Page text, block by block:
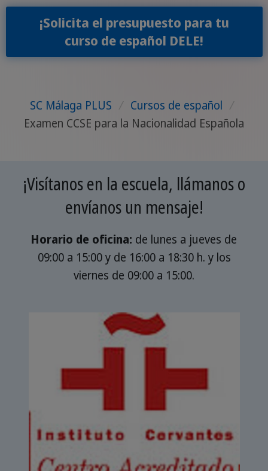
¡Solicita el presupuesto para tu
curso de español DELE!
SC Málaga PLUS / Cursos de español /
Examen CCSE para la Nacionalidad Española
¡Visítanos en la escuela, llámanos o
envíanos un mensaje!
Horario de oficina: de lunes a jueves de
09:00 a 15:00 y de 16:00 a 18:30 h. y los
viernes de 09:00 a 15:00.